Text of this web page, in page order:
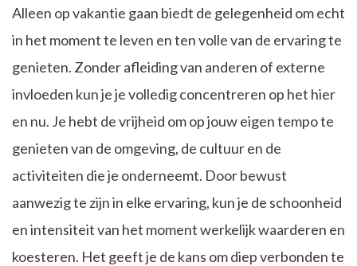
Alleen op vakantie gaan biedt de gelegenheid om echt
in het moment te leven en ten volle van de ervaring te
genieten. Zonder afleiding van anderen of externe
invloeden kun je je volledig concentreren op het hier
en nu. Je hebt de vrijheid om op jouw eigen tempo te
genieten van de omgeving, de cultuur en de
activiteiten die je onderneemt. Door bewust
aanwezig te zijn in elke ervaring, kun je de schoonheid
en intensiteit van het moment werkelijk waarderen en
koesteren. Het geeft je de kans om diep verbonden te